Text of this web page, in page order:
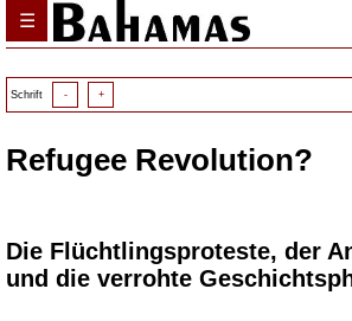
☰
Schrift - +
Refugee Revolution?
Die Flüchtlingsproteste, der
und die verrohte